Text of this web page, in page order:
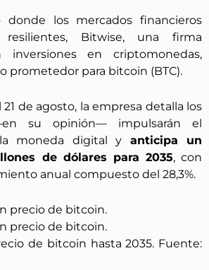
donde los mercados financieros
resilientes, Bitwise, una firma
inversiones en criptomonedas,
prometedor para bitcoin (BTC).
21 de agosto, la empresa detalla los
su opinión— impulsarán el
moneda digital yanticipa un
de dólares para 2035, con
anual compuesto del 28,3%.
de bitcoin hasta 2035. Fuente: